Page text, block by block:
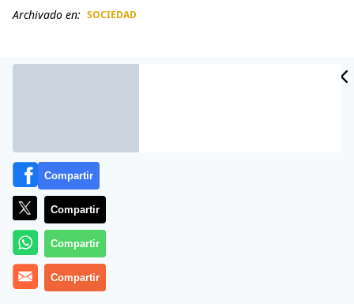
Archivado en: SOCIEDAD
La modelo neozalandesa Bailey Scarlett, está que trina,
y denunció en su cuenta de Facebook que la drogaron
Compartir
Compartir
Compartir
Compartir